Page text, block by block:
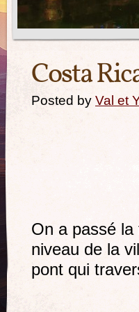
Costa
Posted by Val et
On a passé
niveau de la
pont qui